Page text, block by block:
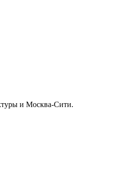
и Москва-Сити.